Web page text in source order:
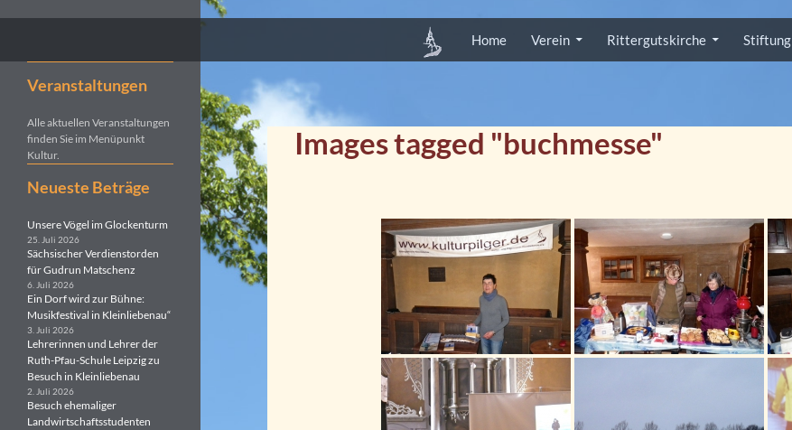
Zum Inhalt springen
Home Verein Rittergutskirche Stiftung
Images tagged "buchmesse"
Veranstaltungen
Alle aktuellen Veranstaltungen
finden Sie im Menüpunkt
Kultur.
Neueste Beträge
Unsere Vögel im Glockenturm
25. Juli 2026
Sächsischer Verdienstorden
für Gudrun Matschenz
6. Juli 2026
Ein Dorf wird zur Bühne:
Musikfestival in Kleinliebenau“
3. Juli 2026
Lehrerinnen und Lehrer der
Ruth-Pfau-Schule Leipzig zu
Besuch in Kleinliebenau
2. Juli 2026
Besuch ehemaliger
Landwirtschaftsstudenten